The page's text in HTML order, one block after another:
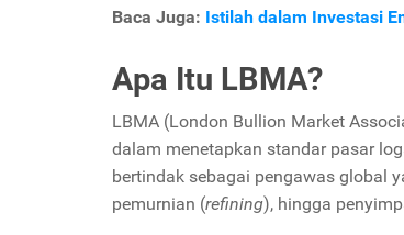
Baca Juga: Istilah dalam Investasi
Apa Itu LBMA?
LBMA (London Bullion Market
dalam menetapkan standar pasar
bertindak sebagai pengawas global
pemurnian (refining), hingga